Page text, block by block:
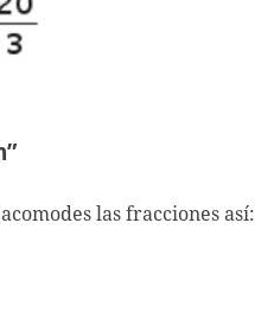
las fracciones así: